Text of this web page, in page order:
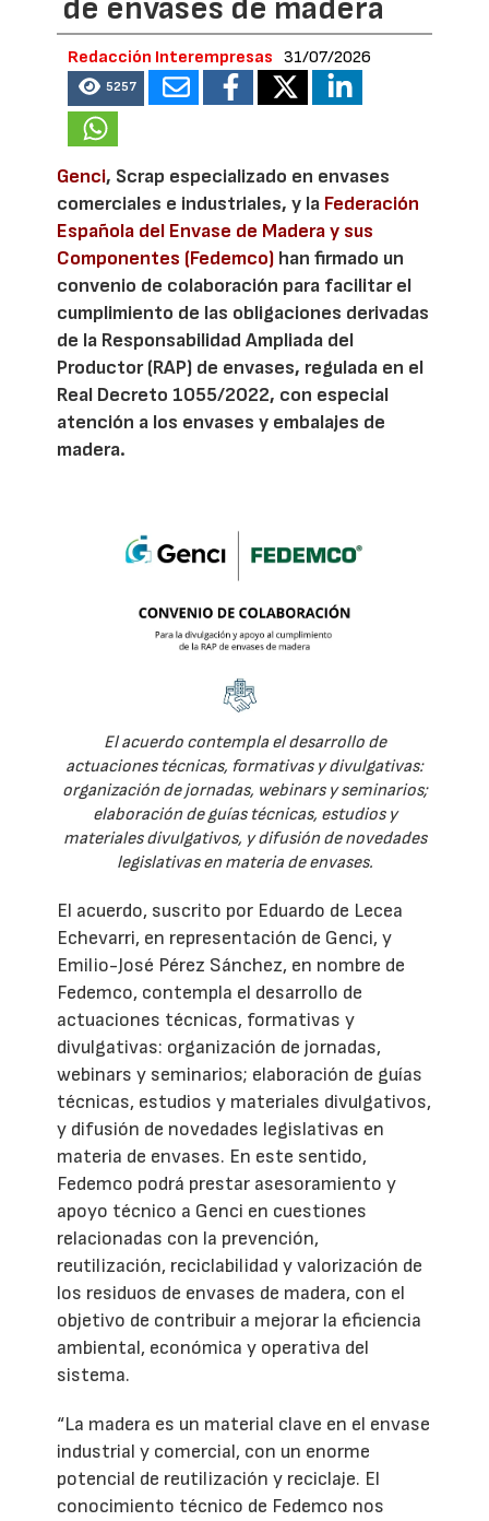
de envases de madera
Redacción Interempresas 31/07/2026
5257
Genci, Scrap especializado en envases
comerciales e industriales, y la Federación
Española del Envase de Madera y sus
Componentes (Fedemco) han firmado un
convenio de colaboración para facilitar el
cumplimiento de las obligaciones derivadas
de la Responsabilidad Ampliada del
Productor (RAP) de envases, regulada en el
Real Decreto 1055/2022, con especial
atención a los envases y embalajes de
madera.
El acuerdo contempla el desarrollo de
actuaciones técnicas, formativas y divulgativas:
organización de jornadas, webinars y seminarios;
elaboración de guías técnicas, estudios y
materiales divulgativos, y difusión de novedades
legislativas en materia de envases.
El acuerdo, suscrito por Eduardo de Lecea
Echevarri, en representación de Genci, y
Emilio-José Pérez Sánchez, en nombre de
Fedemco, contempla el desarrollo de
actuaciones técnicas, formativas y
divulgativas: organización de jornadas,
webinars y seminarios; elaboración de guías
técnicas, estudios y materiales divulgativos,
y difusión de novedades legislativas en
materia de envases. En este sentido,
Fedemco podrá prestar asesoramiento y
apoyo técnico a Genci en cuestiones
relacionadas con la prevención,
reutilización, reciclabilidad y valorización de
los residuos de envases de madera, con el
objetivo de contribuir a mejorar la eficiencia
ambiental, económica y operativa del
sistema.
“La madera es un material clave en el envase
industrial y comercial, con un enorme
potencial de reutilización y reciclaje. El
conocimiento técnico de Fedemco nos